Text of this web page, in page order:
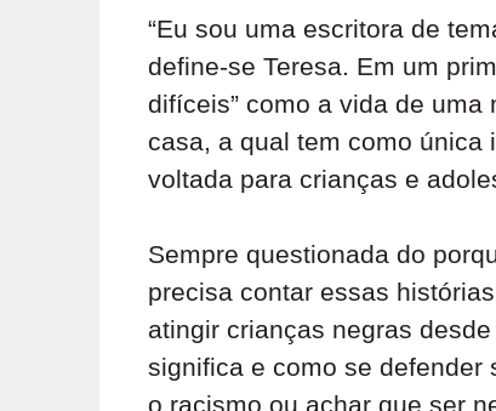
“Eu sou uma escritora de
define-se Teresa. Em um
difíceis” como a vida de
casa, a qual tem como única
voltada para crianças e
Sempre questionada do
precisa contar essas
atingir crianças negras
significa e como se defender
o racismo ou achar que ser